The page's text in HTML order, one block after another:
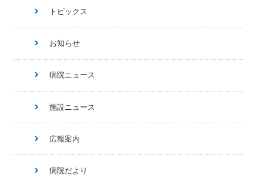
トピックス
お知らせ
病院ニュース
施設ニュース
広報案内
病院だより